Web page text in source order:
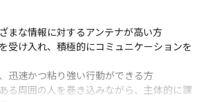
術力と品質の高いサービスを提供し続けて
魅力
務なので、車に関する幅広い知識が得られ
左右する法規NCAPの動向を扱う業務であ
まな情報に対するアンテナが高い方
受け入れ、積極的にコミュニケーションを
迅速かつ粘り強い行動ができる方
る周囲の人を巻き込みながら、主体的に課